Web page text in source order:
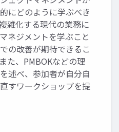
にどのように学ぶべき
雑化する現代の業務に
ネジメントを学ぶこと
の改善が期待できるこ
た、PMBOKなどの理
述べ、参加者が自分自
すワークショップを提